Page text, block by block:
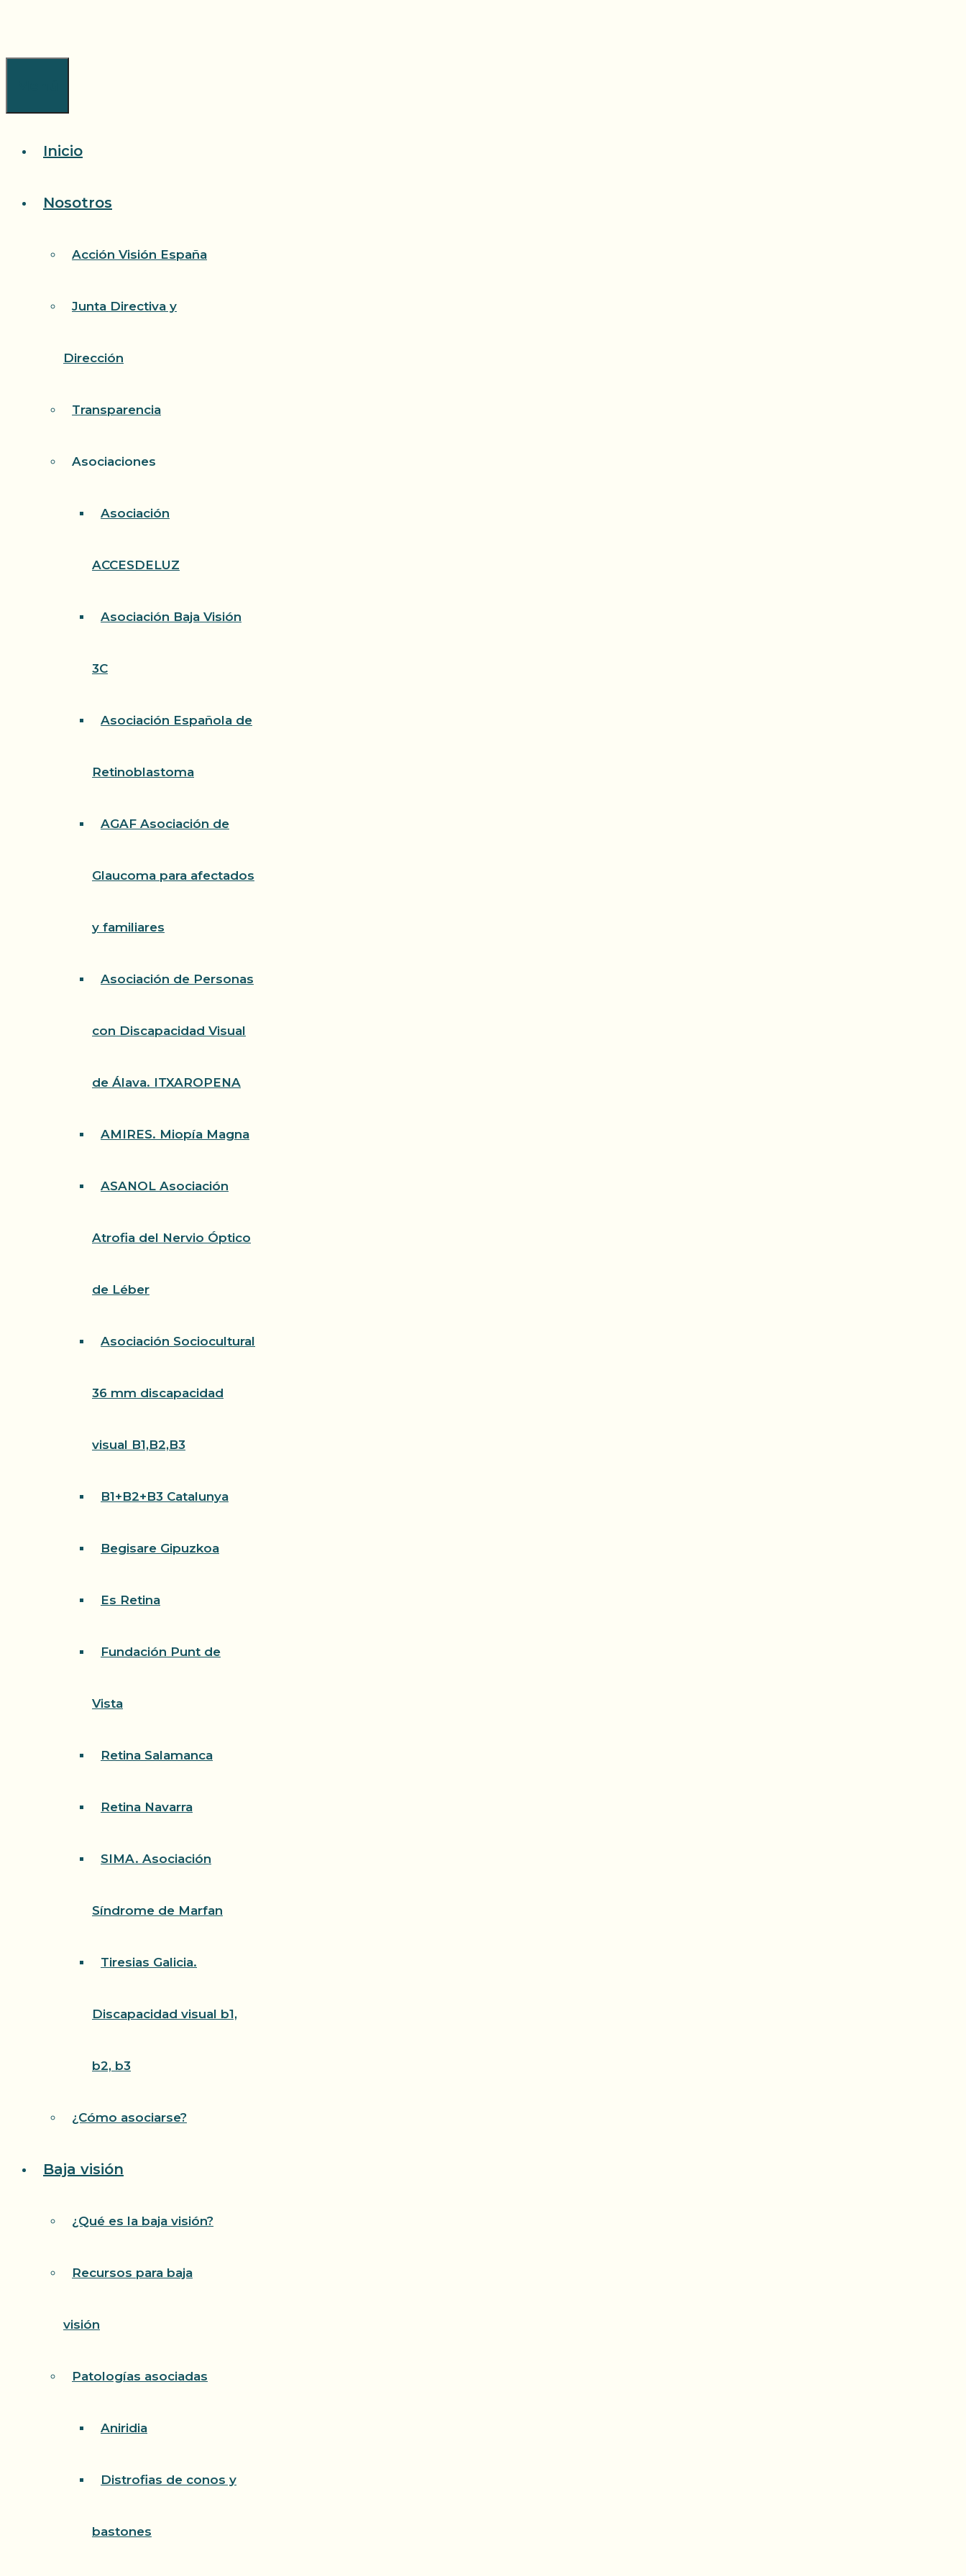
Inicio
Nosotros
Acción Visión España
Junta Directiva y
Dirección
Transparencia
Asociaciones
Asociación
ACCESDELUZ
Asociación Baja Visión
3C
Asociación Española de
Retinoblastoma
AGAF Asociación de
Glaucoma para afectados
y familiares
Asociación de Personas
con Discapacidad Visual
de Álava. ITXAROPENA
AMIRES. Miopía Magna
ASANOL Asociación
Atrofia del Nervio Óptico
de Léber
Asociación Sociocultural
36 mm discapacidad
visual B1,B2,B3
B1+B2+B3 Catalunya
Begisare Gipuzkoa
Es Retina
Fundación Punt de
Vista
Retina Salamanca
Retina Navarra
SIMA. Asociación
Síndrome de Marfan
Tiresias Galicia.
Discapacidad visual b1,
b2, b3
¿Cómo asociarse?
Baja visión
¿Qué es la baja visión?
Recursos para baja
visión
Patologías asociadas
Aniridia
Distrofias de conos y
bastones